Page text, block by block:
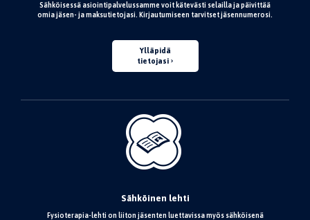
Sähköisessä asiointipalvelussamme voit kätevästi selailla ja päivittää
omia jäsen- ja maksutietojasi. Kirjautumiseen tarvitset jäsennumerosi.
Ylläpidä
tietojasi
Sähköinen lehti
Fysioterapia-lehti on liiton jäsenten luettavissa myös sähköisenä